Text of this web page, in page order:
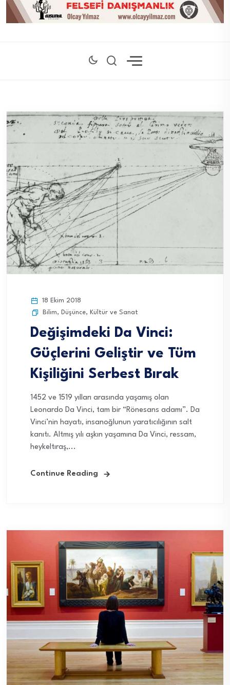
18 Ekim 2018
Bilim, Düşünce, Kültür ve Sanat
Değişimdeki Da Vinci:
Güçlerini Geliştir ve Tüm
Kişiliğini Serbest Bırak
1452 ve 1519 yılları arasında yaşamış olan
Leonardo Da Vinci, tam bir “Rönesans adamı”. Da
Vinci’nin hayatı, insanoğlunun yaratıcılığının salt
kanıtı. Altmış yılı aşkın yaşamına Da Vinci, ressam,
heykeltıraş,...
Continue Reading